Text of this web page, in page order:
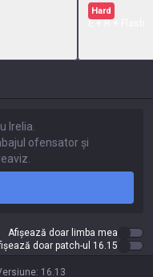
Hard
Afișează doar limba mea
doar patch-ul 16.15
: 16.13